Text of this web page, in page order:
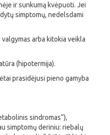
ir sunkumą kvėpuoti. Jei
simptomų, nedelsdami
arba kitokia veikla
(hipotermija).
prasidėjusi pieno gamyba
sindromas“),
simptomų deriniu: riebalų